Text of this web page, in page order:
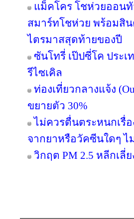
แม็คโคร โชห่วยออน
สมาร์ทโชห่วย พร้อมสิ
ไตรมาสสุดท้ายของปี
ซันโทรี่ เป๊ปซี่โค ประ
รีไซเคิล
ท่องเที่ยวกลางแจ้ง
ขยายตัว 30%
ไม่ควรตื่นตระหนกเรื่
จากยาหรือวัคซีนใดๆ
วิกฤต PM 2.5 หลีกเลี่